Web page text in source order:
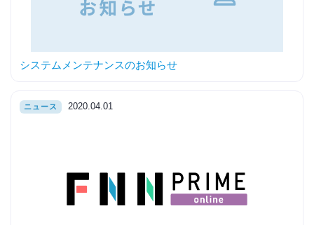
システムメンテナンスのお知らせ
ニュース 2020.04.01